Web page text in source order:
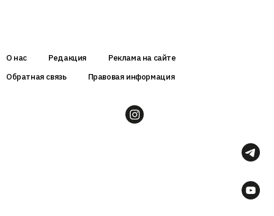
О нас Редакция
Реклама на сайте
Обратная связь
Правовая информация